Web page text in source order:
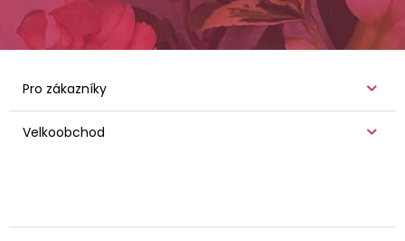
Pro zákazníky
Velkoobchod